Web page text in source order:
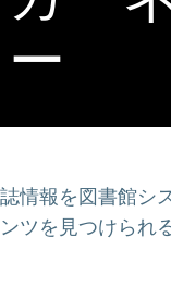
情報を図書館シ
ツを見つけられ